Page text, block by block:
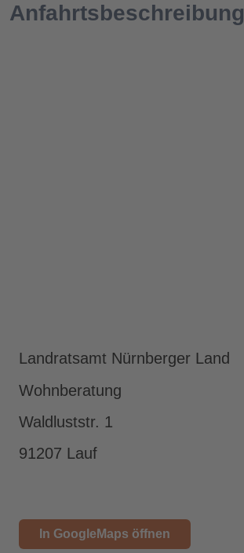
Anfahrtsbeschreibung
Landratsamt Nürnberger Land
Wohnberatung
Waldluststr. 1
91207 Lauf
In GoogleMaps öffnen